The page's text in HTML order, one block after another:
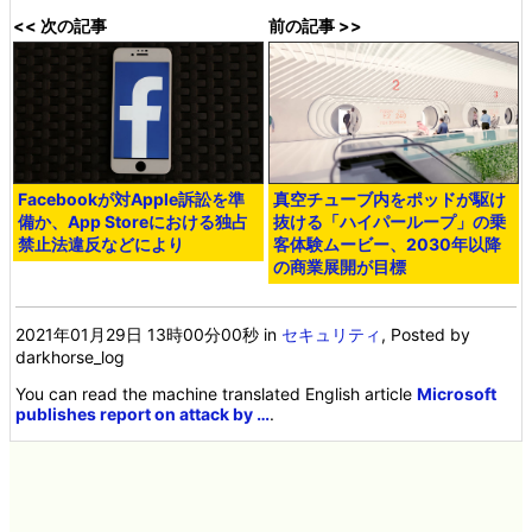
<< 次の記事
Facebookが対Apple訴訟を準
備か、App Storeにおける独占
禁止法違反などにより
前の記事 >>
真空チューブ内をポッドが駆け
抜ける「ハイパーループ」の乗
客体験ムービー、2030年以降
の商業展開が目標
2021年01月29日 13時00分00秒 in セキュリティ , Posted by
darkhorse_log
You can read the machine translated English articleMicrosoft
publishes report on attack by ….